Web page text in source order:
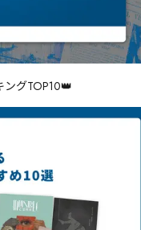
ングTOP10👑